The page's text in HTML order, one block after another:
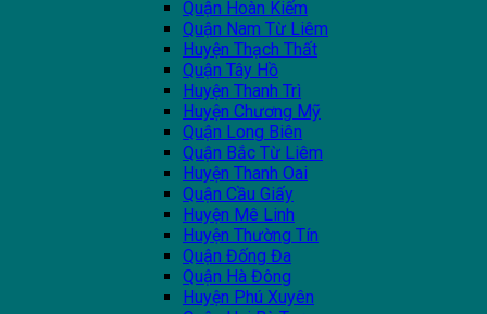
Quận Hoàn Kiếm
Quận Nam Từ Liêm
Huyện Thạch Thất
Quận Tây Hồ
Huyện Thanh Trì
Huyện Chương Mỹ
Quận Long Biên
Quận Bắc Từ Liêm
Huyện Thanh Oai
Quận Cầu Giấy
Huyện Mê Linh
Huyện Thường Tín
Quận Đống Đa
Quận Hà Đông
Huyện Phú Xuyên